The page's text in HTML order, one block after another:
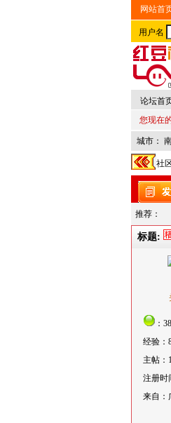
网站首
用户名
论坛首
您现在
城市：
社
推荐：
标题:
：
经验：
主帖：
注册时
来自：